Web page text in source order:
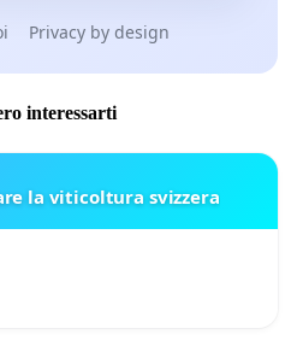
Privacy by design
interessarti
la viticoltura svizzera